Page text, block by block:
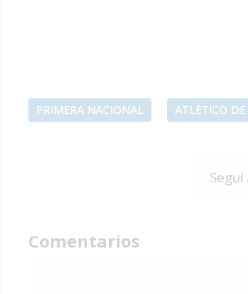
PRIMERA NACIONAL ATLÉTICO
Comentarios